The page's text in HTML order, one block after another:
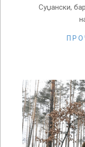
Суџански,